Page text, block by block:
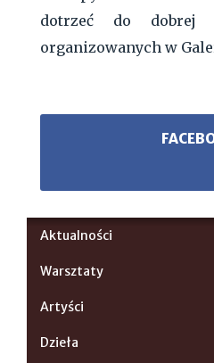
dotrzeć do
organizowanych w
Aktualności
Warsztaty
Artyści
Dzieła